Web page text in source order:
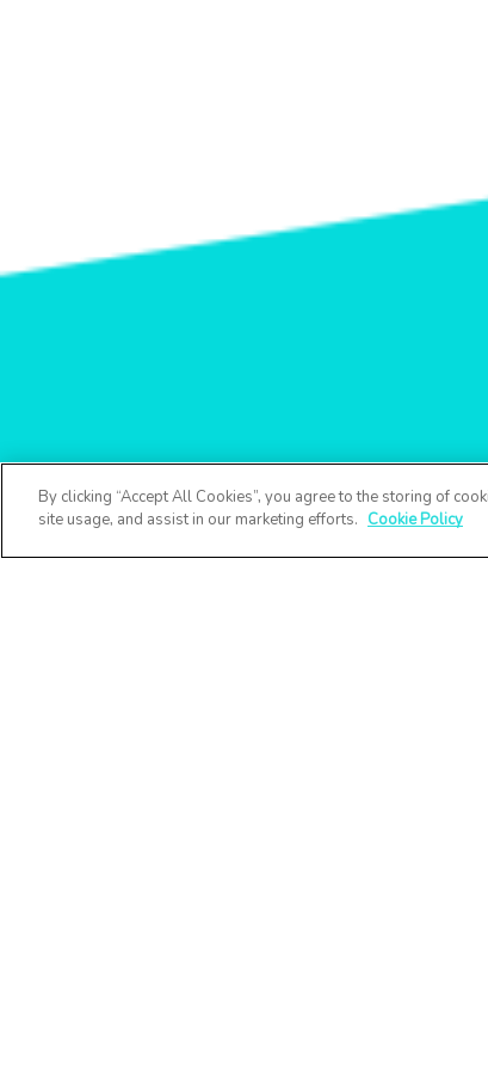
By clicking “Accept All Cookies”, you agree to the storing of
site usage, and assist in our marketing efforts. Cookie Policy